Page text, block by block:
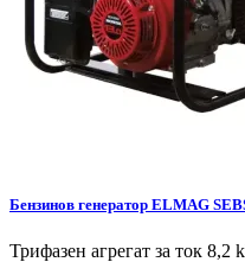
Бензинов генератор ELMAG
Трифазен агрегат за ток 8,2